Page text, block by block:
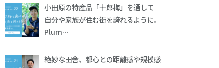
小田原の特産品「十郎梅」を通して
自分や家族が住む街を誇れるように。
Plum…
絶妙な田舎、都心との距離感や規模感